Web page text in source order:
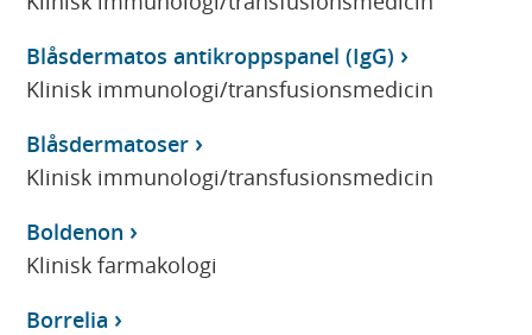
Blåsdermatos antikroppspanel (IgG)
Klinisk immunologi/transfusionsmedicin
Blåsdermatoser
Klinisk immunologi/transfusionsmedicin
Boldenon
Klinisk farmakologi
Borrelia